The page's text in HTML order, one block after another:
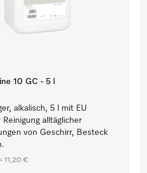
10 GC - 5 l
alkalisch, 5 l mit EU
Reinigung alltäglicher
von Geschirr, Besteck
11,20 €